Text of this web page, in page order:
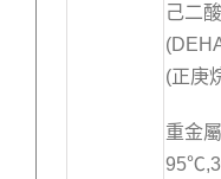
己二
(正庚
重金